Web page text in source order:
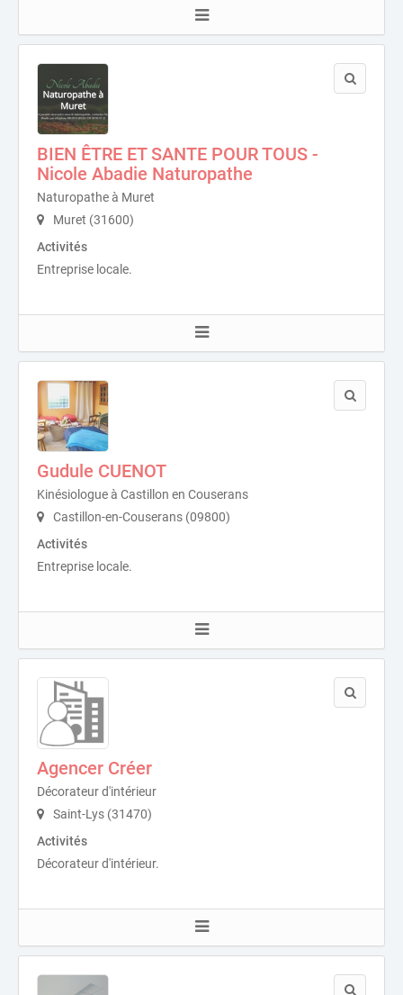
BIEN ÊTRE ET SANTE POUR TOUS -
Nicole Abadie Naturopathe
Naturopathe à Muret
Muret (31600)
Activités
Entreprise locale.
Gudule CUENOT
Kinésiologue à Castillon en Couserans
Castillon-en-Couserans (09800)
Activités
Entreprise locale.
Agencer Créer
Décorateur d'intérieur
Saint-Lys (31470)
Activités
Décorateur d'intérieur.